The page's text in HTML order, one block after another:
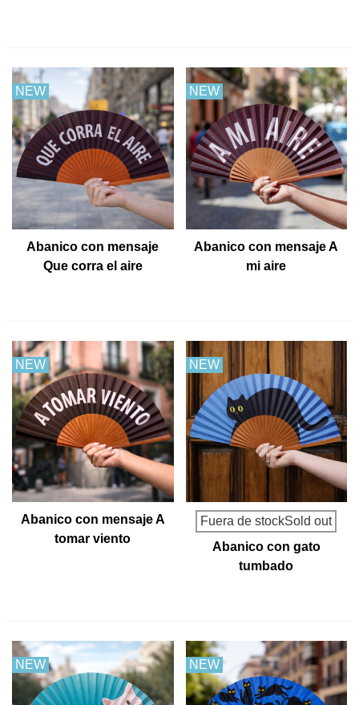
NEW
Abanico con mensaje
Que corra el aire
NEW
Abanico con mensaje A
mi aire
NEW
Abanico con mensaje A
tomar viento
NEW
Fuera de stockSold out
Abanico con gato
tumbado
NEW NEW